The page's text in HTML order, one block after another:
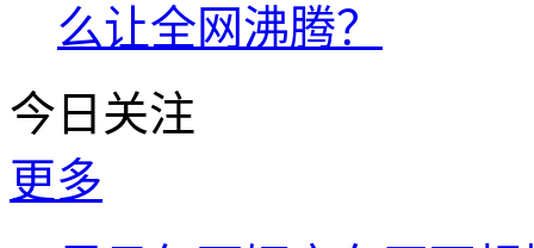
么让全网沸腾？
今日关注
更多